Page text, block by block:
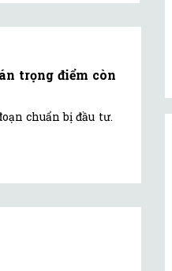
trọng điểm còn
chuẩn bị đầu tư.